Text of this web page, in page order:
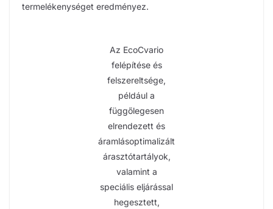
termelékenységet eredményez.
Az EcoCvario
felépítése és
felszereltsége,
például a
függőlegesen
elrendezett és
áramlásoptimalizált
árasztótartályok,
valamint a
speciális eljárással
hegesztett,